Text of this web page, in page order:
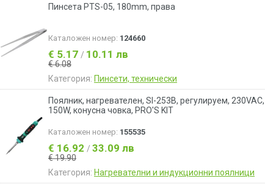
Пинсета PTS-05, 180mm, права
Каталожен номер: 124660
€ 5.17 / 10.11 лв
€ 6.08
Категория: Пинсети, технически
Поялник, нагревателен, SI-253B, регулируем, 230VAC,
150W, конусна човка, PRO'S KIT
Каталожен номер: 155535
€ 16.92 / 33.09 лв
€ 19.90
Категория: Нагревателни и индукционни поялници